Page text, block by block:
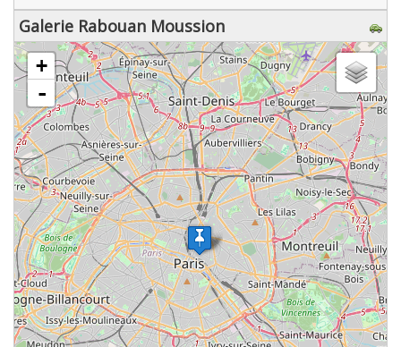
Galerie Rabouan Moussion
chargement de la carte - veuillez patienter...
+
-